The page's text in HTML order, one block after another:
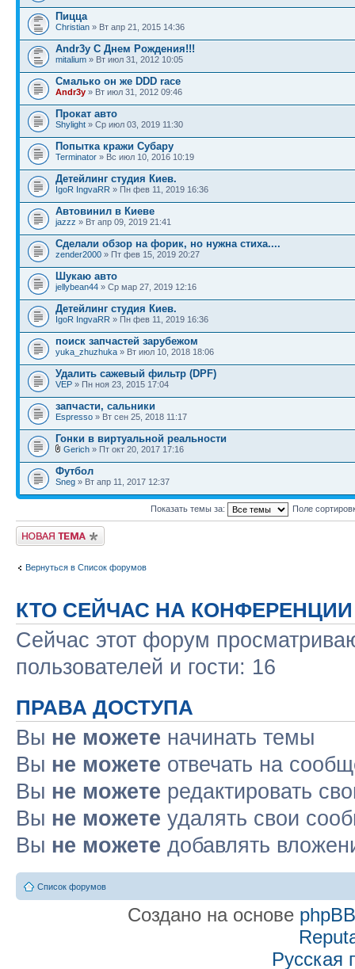
Пицца
Christian » Вт апр 21, 2015 14:36
Andr3y С Днем Рождения!!!
mitalium » Вт июл 31, 2012 10:05
Смалько он же DDD race
Andr3y » Вт июл 31, 2012 09:46
Прокат авто
Shylight » Ср июл 03, 2019 11:30
Попытка кражи Субару
Terminator » Вс июл 10, 2016 10:19
Детейлинг студия Киев.
IgoR IngvaRR » Пн фев 11, 2019 16:36
Автовинил в Киеве
jazzz » Вт апр 09, 2019 21:41
Сделали обзор на форик, но нужна стиха....
zender2000 » Пт фев 15, 2019 20:27
Шукаю авто
jellybean44 » Ср мар 27, 2019 12:16
Детейлинг студия Киев.
IgoR IngvaRR » Пн фев 11, 2019 16:36
поиск запчастей зарубежом
yuka_zhuzhuka » Вт июл 10, 2018 18:06
Удалить сажевый фильтр (DPF)
VEP » Пн ноя 23, 2015 17:04
запчасти, сальники
Espresso » Вт сен 25, 2018 11:17
Гонки в виртуальной рeальности
Gerich » Пт окт 20, 2017 17:16
Футбол
Sneg » Вт апр 11, 2017 12:37
Показать темы за: Поле
Новая тема
Вернуться в Список форумов
КТО СЕЙЧАС НА КОНФЕРЕНЦИИ
Сейчас этот форум
пользователей и гости: 16
ПРАВА ДОСТУПА
Вы не можете начинать темы
Вы не можете отвечать на
Вы не можете редактировать
Вы не можете удалять свои
Вы не можете добавлять
Список форумов
Создано на основе phpBB
Русская